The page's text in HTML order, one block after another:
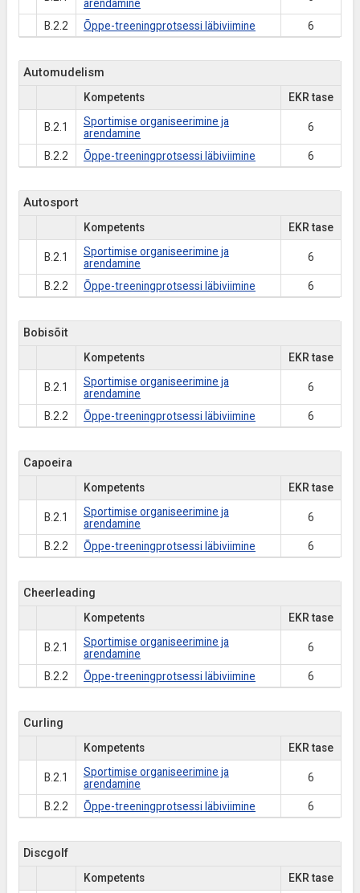
arendamine
B.2.2 Õppe-treeningprotsessi läbiviimine 6
Automudelism
Kompetents EKR tase
B.2.1
Sportimise organiseerimine ja
arendamine
6
B.2.2 Õppe-treeningprotsessi läbiviimine 6
Autosport
Kompetents EKR tase
B.2.1
Sportimise organiseerimine ja
arendamine
6
B.2.2 Õppe-treeningprotsessi läbiviimine 6
Bobisõit
Kompetents EKR tase
B.2.1
Sportimise organiseerimine ja
arendamine
6
B.2.2 Õppe-treeningprotsessi läbiviimine 6
Capoeira
Kompetents EKR tase
B.2.1
Sportimise organiseerimine ja
arendamine
6
B.2.2 Õppe-treeningprotsessi läbiviimine 6
Cheerleading
Kompetents EKR tase
B.2.1
Sportimise organiseerimine ja
arendamine
6
B.2.2 Õppe-treeningprotsessi läbiviimine 6
Curling
Kompetents EKR tase
B.2.1
Sportimise organiseerimine ja
arendamine
6
B.2.2 Õppe-treeningprotsessi läbiviimine 6
Discgolf
Kompetents EKR tase